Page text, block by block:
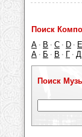
Поиск
A · B · C · D · E
А · Б · В · Г · Д
Поиск